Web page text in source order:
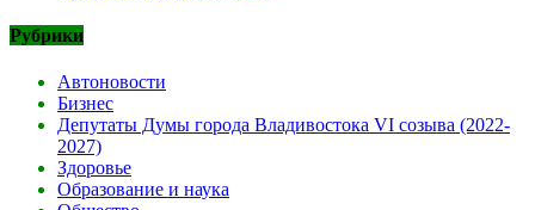
Рубрики
Автоновости
Бизнес
Депутаты Думы города Владивостока VI созыва (2022-
2027)
Здоровье
Образование и наука